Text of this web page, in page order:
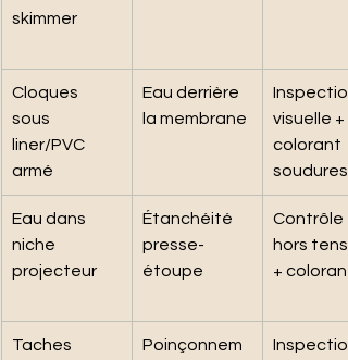
skimmer
Cloques
sous
liner/PVC
armé
Eau derrière
la membrane
visuelle +
colorant
soudures
Eau dans
niche
projecteur
Étanchéité
presse-
étoupe
Contrôle
hors
+ colorant
Taches
Poinçonnem